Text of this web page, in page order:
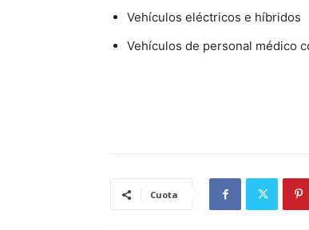
Vehículos eléctricos e híbridos
Vehículos de personal médico
Cuota